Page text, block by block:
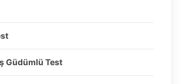
Güdümlü Test